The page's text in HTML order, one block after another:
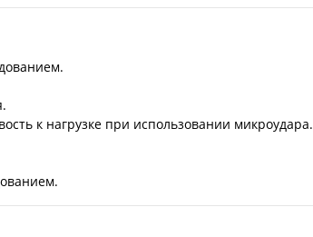
к нагрузке при использовании микроудара.